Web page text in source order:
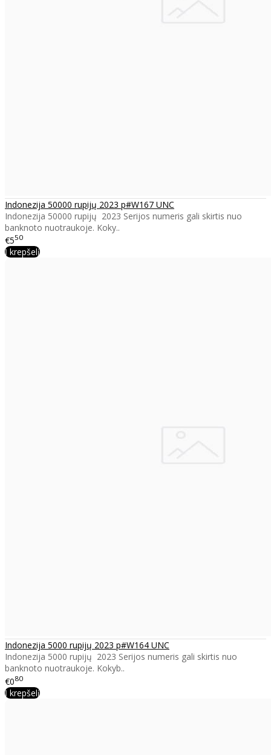
Indonezija 50000 rupijų 2023 p#W167 UNC
Indonezija 50000 rupijų 2023 Serijos numeris gali skirtis nuo
banknoto nuotraukoje. Koky..
€550
Į krepšelį
Indonezija 5000 rupijų 2023 p#W164 UNC
Indonezija 5000 rupijų 2023 Serijos numeris gali skirtis nuo
banknoto nuotraukoje. Kokyb..
€080
Į krepšelį